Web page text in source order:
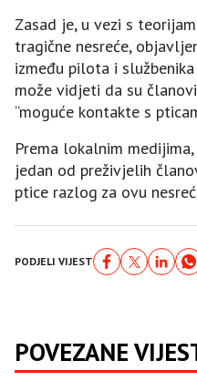
Zasad je, u vezi s
tragične nesreće,
između pilota i
može vidjeti da su
“moguće kontakte s
Prema lokalnim
jedan od preživjelih
ptice razlog za ovu
PODJELI VIJEST
POVEZANE